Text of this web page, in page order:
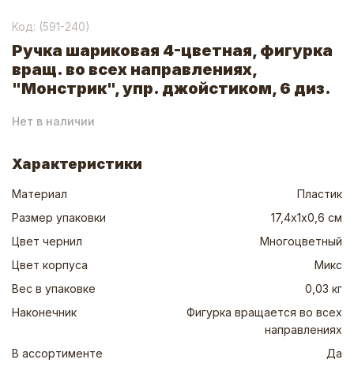
Код: (591-240)
Ручка шариковая 4-цветная, фигурка
вращ. во всех направлениях,
"Монстрик", упр. джойстиком, 6 диз.
Нет в наличии
Характеристики
Материал
Пластик
Размер упаковки
17,4х1х0,6 см
Цвет чернил
Многоцветный
Цвет корпуса
Микс
Вес в упаковке
0,03 кг
Наконечник
Фигурка вращается во всех
направлениях
В ассортименте
Да